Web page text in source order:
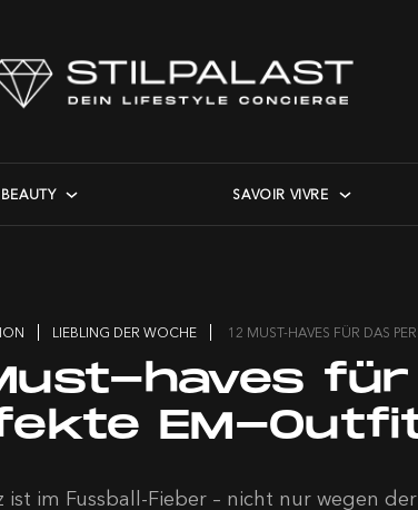
BEAUTY SAVOIR VIVRE
LIEBLING DER WOCHE 12 MUST-HAVES FÜR DAS
haves für
EM-
ist im Fussball-Fieber – nicht nur wegen